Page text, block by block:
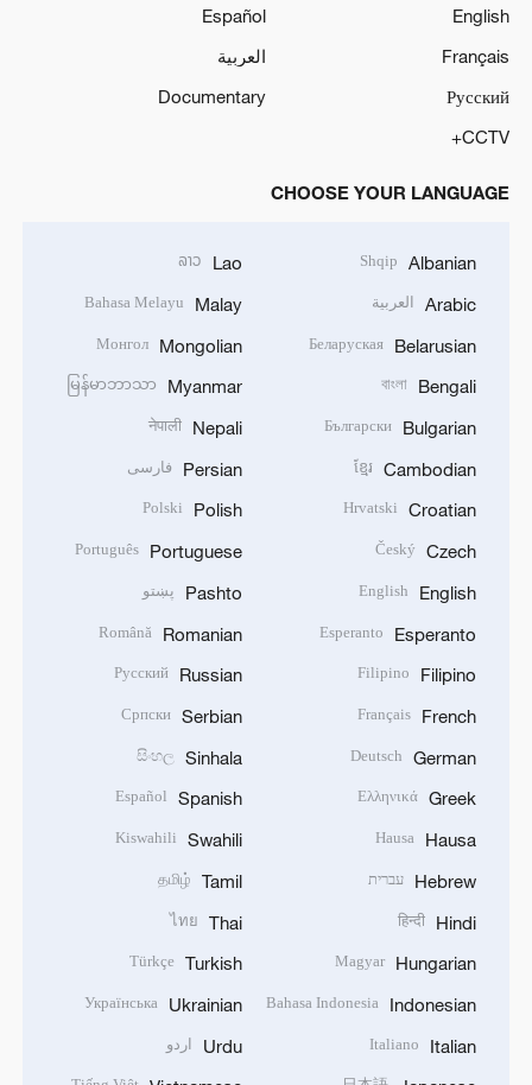
English
Español
Français
العربية
Русский
Documentary
CCTV+
CHOOSE YOUR LANGUAGE
Albanian
Shqip
Arabic العربية
Belarusian
Беларуская
Bengali
বাংলা
Bulgarian
Български
Cambodian
ខ្មែរ
Croatian
Hrvatski
Czech
Český
English
English
Esperanto
Esperanto
Filipino
Filipino
French
Français
German
Deutsch
Greek
Ελληνικά
Hausa
Hausa
Hebrew עברית
Hindi
हिन्दी
Hungarian
Magyar
Indonesian
Bahasa Indonesia
Italian
Italiano
Lao
ລາວ
Malay
Bahasa Melayu
Mongolian
Монгол
Myanmar
မြန်မာဘာသာ
Nepali
नेपाली
Persian فارسی
Polish
Polski
Portuguese
Português
Pashto پښتو
Romanian
Română
Russian
Русский
Serbian
Српски
Sinhala
සිංහල
Spanish
Español
Swahili
Kiswahili
Tamil
தமிழ்
Thai
ไทย
Turkish
Türkçe
Ukrainian
Українська
Urdu اردو